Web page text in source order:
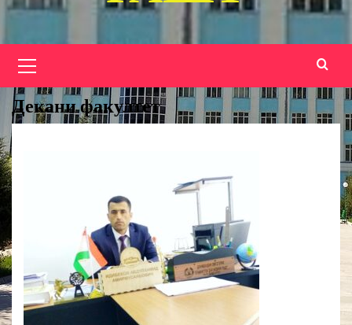
меню
Декани факултет